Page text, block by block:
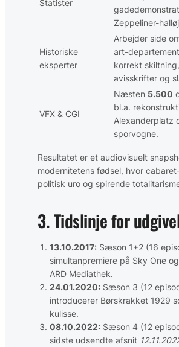
Statister
Zeppeliner-
Historiske
eksperter
Arbejder side
art-
korrekt
avisskrifter og
VFX & CGI
Næsten 5.500
bl.a.
Alexanderplatz
sporvogne.
Resultatet er et audiovisuelt
modernitetens fødsel, hvor
politisk uro og spirende
3. Tidslinje for
13.10.2017: Sæson 1+2 (16
simultanpremiere på Sky One og
ARD Mediathek.
24.01.2020: Sæson 3 (12
introducerer Børskrakket 1929
kulisse.
08.10.2022: Sæson 4 (12
sidste udsendte afsnit